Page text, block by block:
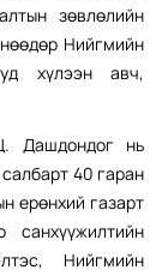
зөвлөлийн
Нийгмийн
хүлээн авч,
Дашдондог нь
40 гаран
ерөнхий газарт
Нийгмийн